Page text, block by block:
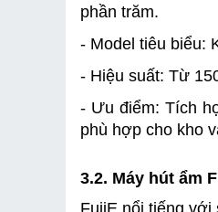
phần trăm.
- Model tiêu biểu:
- Hiệu suất: Từ
- Ưu điểm: Tích
phù hợp cho kho
3.2. Máy hút ẩm
FujiE nổi tiếng với